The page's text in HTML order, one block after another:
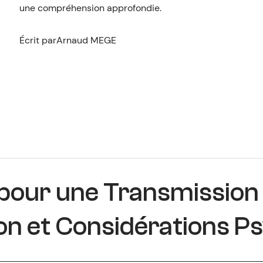
une compréhension approfondie.
Écrit parArnaud MEGE
une
et Considérations